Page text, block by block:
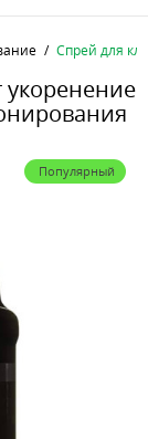
Спрей для
укоренение
Популярный